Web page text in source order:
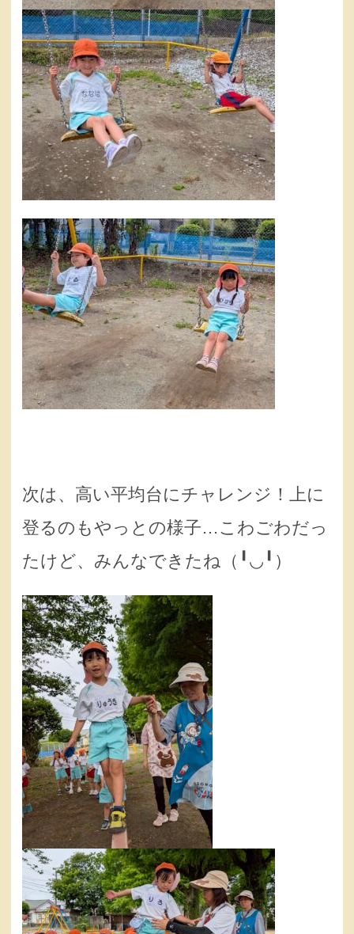
次は、高い平均台にチャレンジ！上に
登るのもやっとの様子…こわごわだっ
たけど、みんなできたね（╹◡╹）